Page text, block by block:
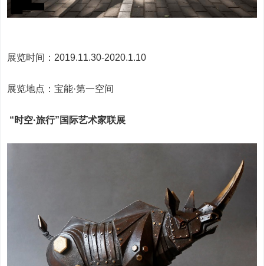
展览时间：2019.11.30-2020.1.10
展览地点：宝能·第一空间
“时空·旅行”国际艺术家联展